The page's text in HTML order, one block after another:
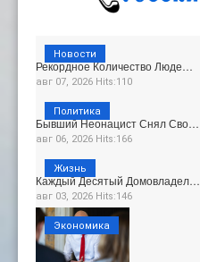
Рекордное Количество Люде…
авг 07, 2026 Hits:110
Новости
Бывший Неонацист Снял Сво…
авг 06, 2026 Hits:166
Политика
Каждый Десятый Домовладел…
авг 03, 2026 Hits:146
Жизнь
Экономика